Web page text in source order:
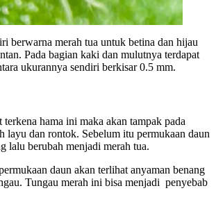
berwarna merah tua untuk betina dan hijau
Pada bagian kaki dan mulutnya terdapat
ukurannya sendiri berkisar 0.5 mm.
terkena hama ini maka akan tampak pada
layu dan rontok. Sebelum itu permukaan daun
lalu berubah menjadi merah tua.
daun akan terlihat anyaman benang
Tungau merah ini bisa menjadi penyebab